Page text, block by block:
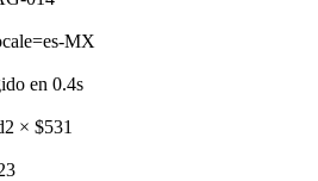
MX
en 0.4s
2 × $531